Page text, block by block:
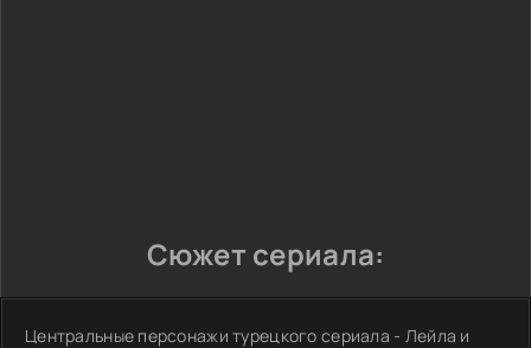
Сюжет сериала:
Центральные персонажи турецкого сериала - Лейла и